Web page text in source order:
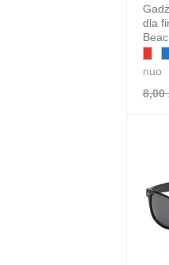
dla
nuo
8,00